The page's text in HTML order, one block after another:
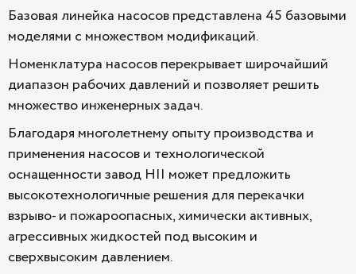
Базовая линейка насосов представлена 45 базовыми
моделями с множеством модификаций.
Номенклатура насосов перекрывает широчайший
диапазон рабочих давлений и позволяет решить
множество инженерных задач.
Благодаря многолетнему опыту производства и
применения насосов и технологической
оснащенности завод HII может предложить
высокотехнологичные решения для перекачки
взрыво- и пожароопасных, химически активных,
агрессивных жидкостей под высоким и
сверхвысоким давлением.